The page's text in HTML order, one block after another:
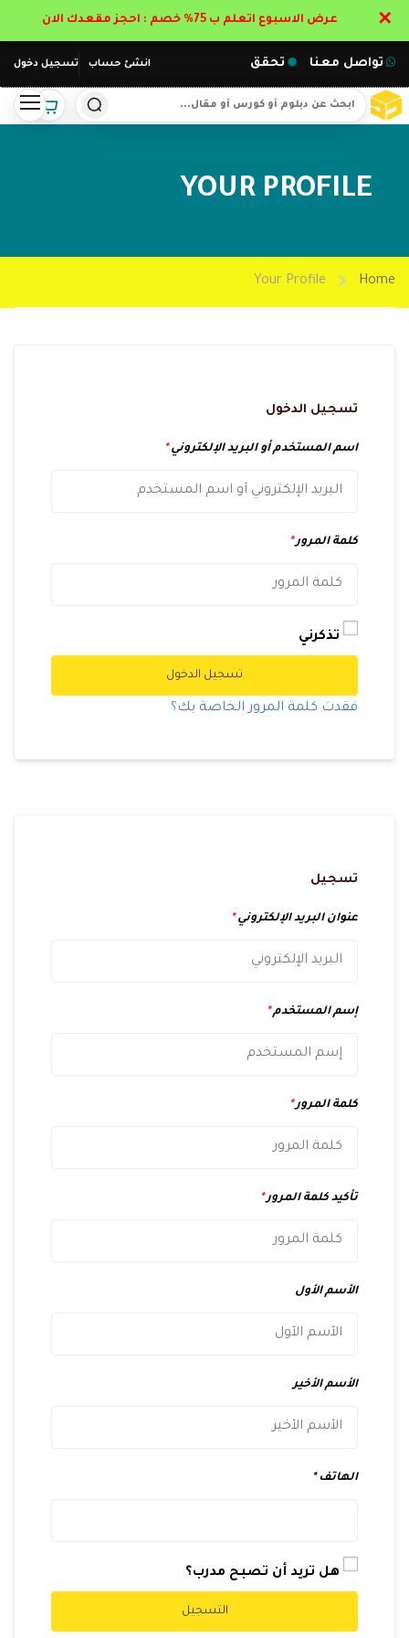
انشئ حساب تسجيل دخول تواصل معنا تحقق
YOUR PROFILE
Home
Your Profile
تسجيل الدخول
اسم المستخدم أو البريد الإلكتروني*
كلمة المرور*
تذكرني
تسجيل الدخول
فقدت كلمة المرور الخاصة بك؟
تسجيل
عنوان البريد الإلكتروني*
إسم المستخدم*
كلمة المرور*
تأكيد كلمة المرور*
الأسم الأول
الأسم الأخير
الهاتف
هل تريد أن تصبح مدرب؟
التسجيل
عرض الاسبوع اتعلم ب 75% خصم : احجز مقعدك الان ✕